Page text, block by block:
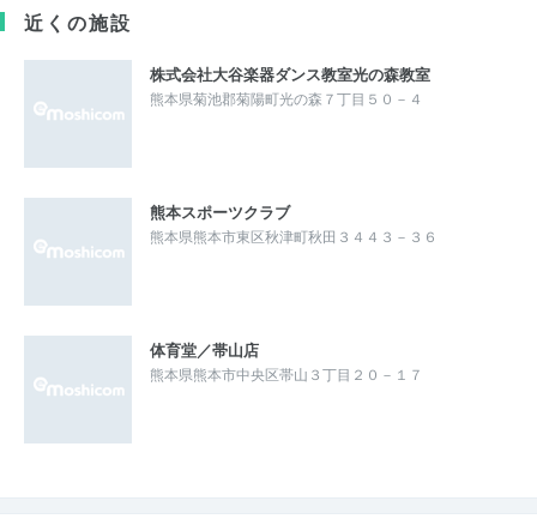
近くの施設
株式会社大谷楽器ダンス教室光の森教室
熊本県菊池郡菊陽町光の森７丁目５０－４
熊本スポーツクラブ
熊本県熊本市東区秋津町秋田３４４３－３６
体育堂／帯山店
熊本県熊本市中央区帯山３丁目２０－１７